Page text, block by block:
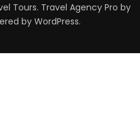
Tours. Travel Agency Pro by
byWordPress.